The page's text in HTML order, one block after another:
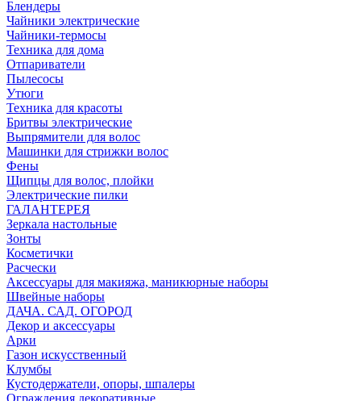
Блендеры
Чайники электрические
Чайники-термосы
Техника для дома
Отпариватели
Пылесосы
Утюги
Техника для красоты
Бритвы электрические
Выпрямители для волос
Машинки для стрижки волос
Фены
Щипцы для волос, плойки
Электрические пилки
ГАЛАНТЕРЕЯ
Зеркала настольные
Зонты
Косметички
Расчески
Аксессуары для макияжа, маникюрные наборы
Швейные наборы
ДАЧА. САД. ОГОРОД
Декор и аксессуары
Арки
Газон искусственный
Клумбы
Кустодержатели, опоры, шпалеры
Ограждения декоративные